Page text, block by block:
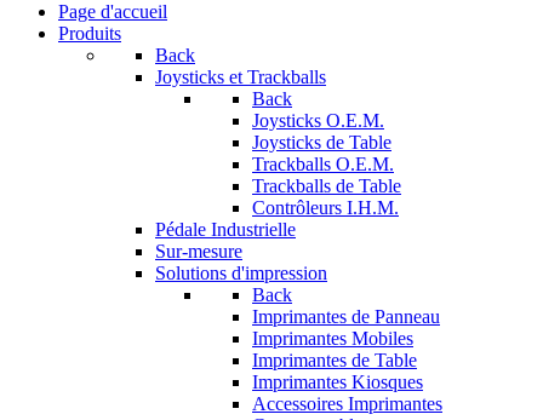
Page d'accueil
Produits
Back
Joysticks et Trackballs
Back
Joysticks O.E.M.
Joysticks de Table
Trackballs O.E.M.
Trackballs de Table
Contrôleurs I.H.M.
Pédale Industrielle
Sur-mesure
Solutions d'impression
Back
Imprimantes de Panneau
Imprimantes Mobiles
Imprimantes de Table
Imprimantes Kiosques
Accessoires Imprimantes